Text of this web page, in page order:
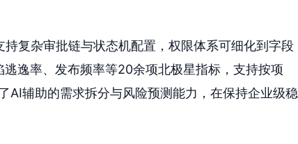
复杂审批链与状态机配置，权限体系可细化到字段
逸率、发布频率等20余项北极星指标，支持按项
AI辅助的需求拆分与风险预测能力，在保持企业级稳